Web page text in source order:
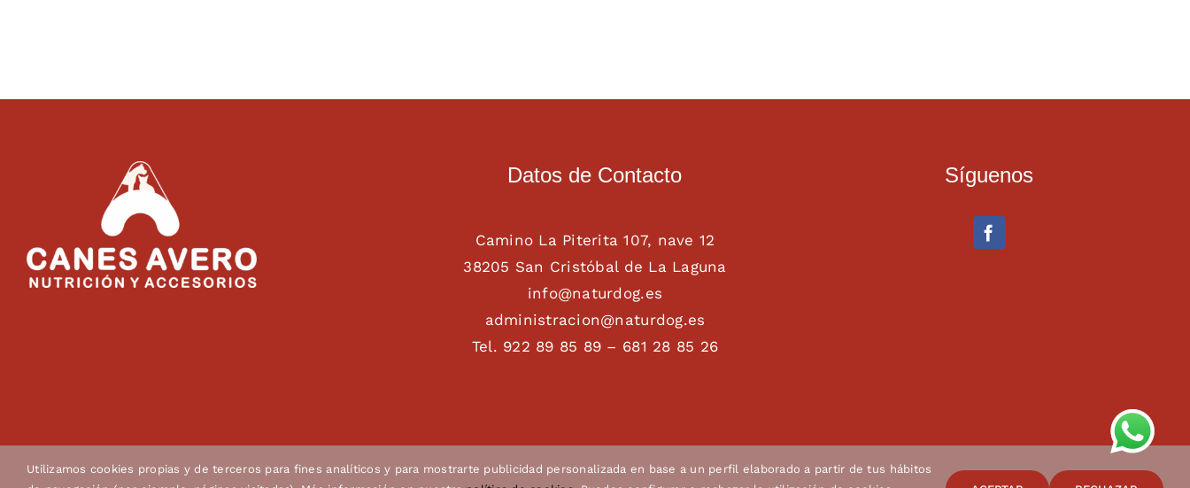
Datos de Contacto
Camino La Piterita 107, nave 12
38205 San Cristóbal de La Laguna
info@naturdog.es
administracion@naturdog.es
Tel. 922 89 85 89 – 681 28 85 26
Síguenos
Utilizamos cookies propias y de terceros para fines analíticos y para mostrarte publicidad personalizada en base a un perfil elaborado a partir de tus hábitos